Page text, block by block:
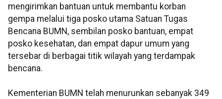
mengirimkan bantuan untuk membantu korban
gempa melalui tiga posko utama Satuan Tugas
Bencana BUMN, sembilan posko bantuan, empat
posko kesehatan, dan empat dapur umum yang
tersebar di berbagai titik wilayah yang terdampak
bencana.
Kementerian BUMN telah menurunkan sebanyak 349